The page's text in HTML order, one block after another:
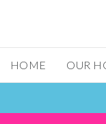
HOME OUR